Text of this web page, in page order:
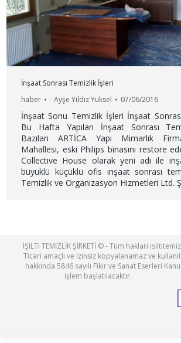
İnşaat Sonrası Temizlik İşleri
haber
-Ayşe Yıldız Yuksel 07/06/2016
İnşaat Sonu Temizlik İşleri İnşaat
Bu Hafta Yapılan İnşaat Sonrası
Bazıları ARTİCA Yapı Mimarlık
Mahallesi, eski Philips binasını restore
Collective House olarak yeni adı ile
büyüklü küçüklü ofis inşaat sonrası
Temizlik ve Organizasyon Hizmetleri Ltd.
IŞILTI TEMİZLİK ŞİRKETİ © - Tüm haklari
Ticari amaçlı ve izinsiz kopyalanamaz ve
hakkında 5846 sayılı Fikir ve Sanat Eserleri
işlem başlatılacaktır.